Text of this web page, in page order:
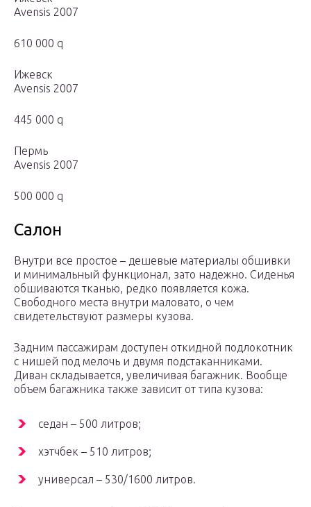
Avensis 2007
610 000 q
Ижевск
Avensis 2007
445 000 q
Пермь
Avensis 2007
500 000 q
Салон
Внутри все простое – дешевые материалы обшивки
и минимальный функционал, зато надежно. Сиденья
обшиваются тканью, редко появляется кожа.
Свободного места внутри маловато, о чем
свидетельствуют размеры кузова.
Задним пассажирам доступен откидной подлокотник
с нишей под мелочь и двумя подстаканниками.
Диван складывается, увеличивая багажник. Вообще
объем багажника также зависит от типа кузова:
седан – 500 литров;
хэтчбек – 510 литров;
универсал – 530/1600 литров.